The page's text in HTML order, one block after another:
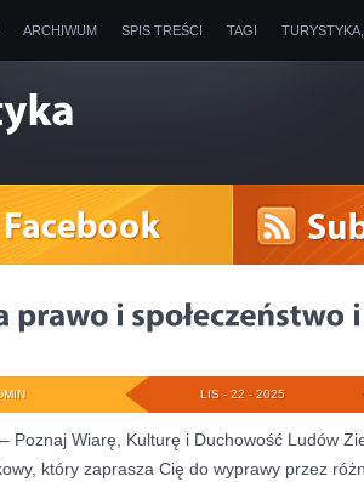
ARCHIWUM SPIS TREŚCI TAGI
LIS - 22 - 2025
Poznaj Wiarę, Kulturę i Duchowość Ludów
który zaprasza Cię do wyprawy przez